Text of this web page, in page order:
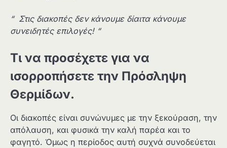
“ Στις διακοπές δεν κάνουμε δίαιτα κάνουμε
συνειδητές επιλογές! “
Τι να προσέχετε για να
ισορροπήσετε την Πρόσληψη
Θερμίδων.
Οι διακοπές είναι συνώνυμες με την ξεκούραση, την
απόλαυση, και φυσικά την καλή παρέα και το
φαγητό. Όμως η περίοδος αυτή συχνά συνοδεύεται